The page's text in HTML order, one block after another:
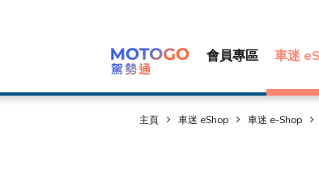
會員專區 車迷
主頁 車迷 eShop 車迷 e-Shop